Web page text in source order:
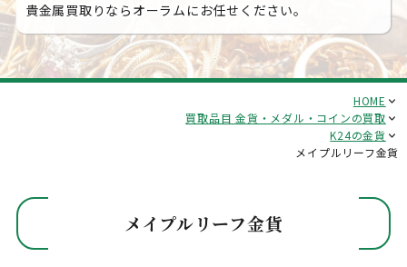
貴金属買取りならオーラムにお任せください。
HOME
買取品目 金貨・メダル・コインの買取
K24の金貨
メイプルリーフ金貨
メイプルリーフ金貨